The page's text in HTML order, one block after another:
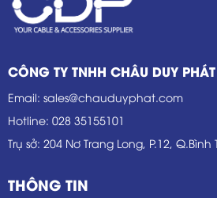
CÔNG TY TNHH CHÂU DUY PHÁT
Email: sales@chauduyphat.com
Hotline: 028 35155101
Trụ sở: 204 Nơ Trang Long, P.12,
THÔNG TIN